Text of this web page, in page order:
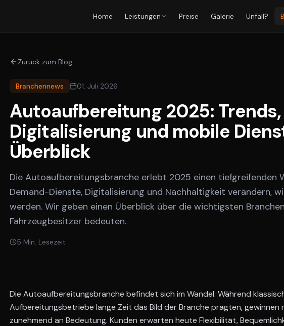
Home Leistungen Preise Galerie Unfall?
Zurück zum Blog
Branchennews 01. Juli 2026
Autoaufbereitung 2025: Trends,
Digitalisierung und mobile
Überblick
Die Autoaufbereitungsbranche erlebt 2025 einen tiefgreifenden
Demand-Dienste, Digitalisierung und Nachhaltigkeit verändern,
werden. Wir geben einen Überblick über die wichtigsten
Fahrzeugbesitzer bedeuten.
5 Min. Lesezeit
Die Autoaufbereitungsbranche befindet sich im Wandel. Während
Aufbereitungsbetriebe lange Zeit das Bild der Branche prägten,
zunehmend an Bedeutung. Kunden erwarten heute Flexibilität,